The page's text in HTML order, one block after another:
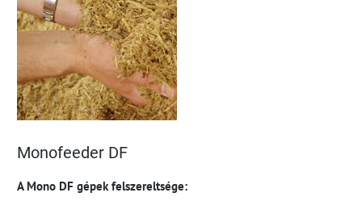
Monofeeder DF
A Mono DF gépek felszereltsége: